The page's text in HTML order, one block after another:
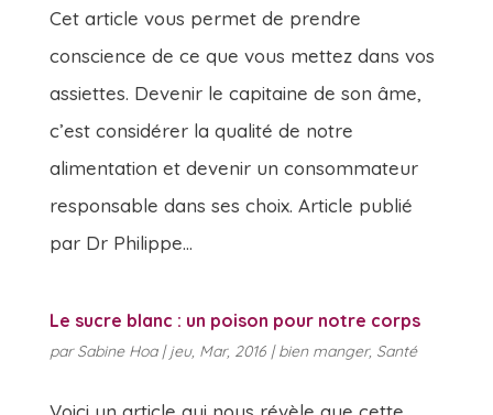
Cet article vous permet de prendre
conscience de ce que vous mettez dans vos
assiettes. Devenir le capitaine de son âme,
c’est considérer la qualité de notre
alimentation et devenir un consommateur
responsable dans ses choix. Article publié
par Dr Philippe...
Le sucre blanc : un poison pour notre corps
parSabine Hoa|jeu, Mar, 2016|bien manger, Santé